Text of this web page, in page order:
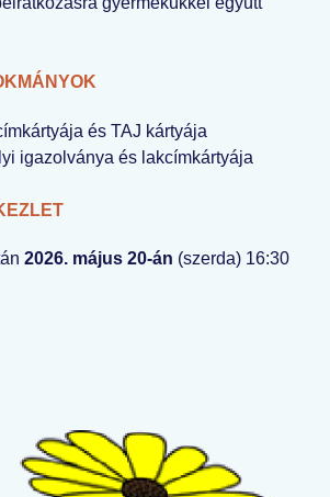
és TAJ kártyája
igazolványa és lakcímkártyája
2026. május 20-án (szerda) 16:30